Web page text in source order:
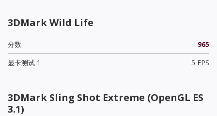
3DMark Wild Life
分数
965
显卡测试 1
5 FPS
3DMark Sling Shot Extreme (OpenGL ES
3.1)